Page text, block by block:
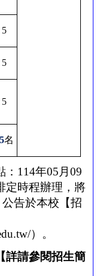
5
5
5
名
114年05 月09
定時程辦理，將
公告於本校【招
）。
詳請參閱招生簡